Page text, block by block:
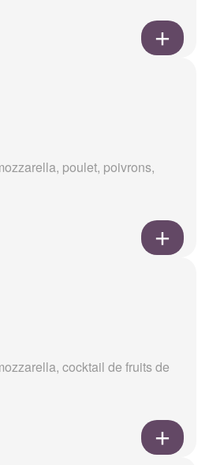
poulet, poivrons,
cocktail de fruits de